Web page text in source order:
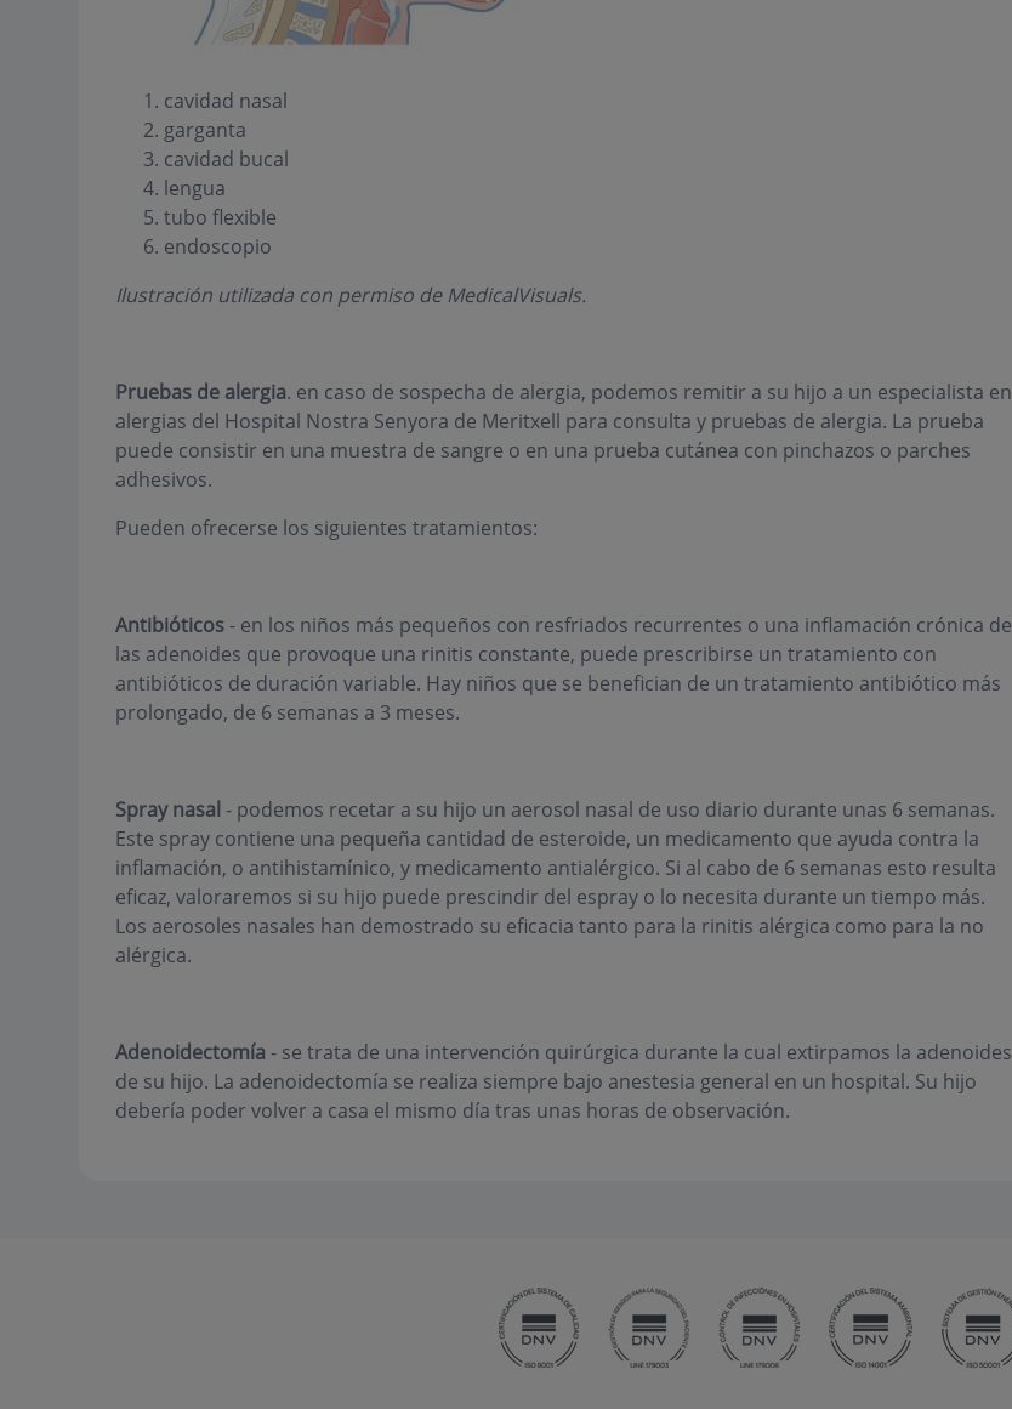
cavidad nasal
garganta
cavidad bucal
lengua
tubo flexible
endoscopio
Ilustración utilizada con permiso de MedicalVisuals.
Pruebas de alergia. en caso de sospecha de alergia, podemos remitir a su hijo a un especialista en
alergias del Hospital Nostra Senyora de Meritxell para consulta y pruebas de alergia. La prueba
puede consistir en una muestra de sangre o en una prueba cutánea con pinchazos o parches
adhesivos.
Pueden ofrecerse los siguientes tratamientos:
Antibióticos- en los niños más pequeños con resfriados recurrentes o una inflamación crónica de
las adenoides que provoque una rinitis constante, puede prescribirse un tratamiento con
antibióticos de duración variable. Hay niños que se benefician de un tratamiento antibiótico más
prolongado, de 6 semanas a 3 meses.
Spray nasal - podemos recetar a su hijo un aerosol nasal de uso diario durante unas 6 semanas.
Este spray contiene una pequeña cantidad de esteroide, un medicamento que ayuda contra la
inflamación, o antihistamínico, y medicamento antialérgico. Si al cabo de 6 semanas esto resulta
eficaz, valoraremos si su hijo puede prescindir del espray o lo necesita durante un tiempo más.
Los aerosoles nasales han demostrado su eficacia tanto para la rinitis alérgica como para la no
alérgica.
Adenoidectomía - se trata de una intervención quirúrgica durante la cual extirpamos la adenoides
de su hijo. La adenoidectomía se realiza siempre bajo anestesia general en un hospital. Su hijo
debería poder volver a casa el mismo día tras unas horas de observación.